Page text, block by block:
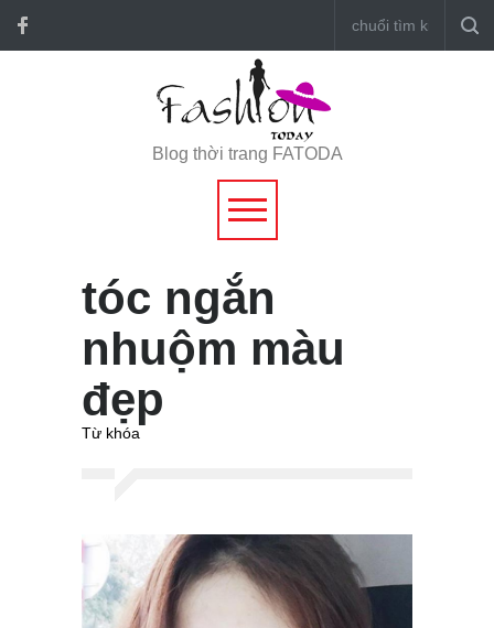
Blog thời trang FATODA
tóc ngắn
nhuộm màu
đẹp
Từ khóa